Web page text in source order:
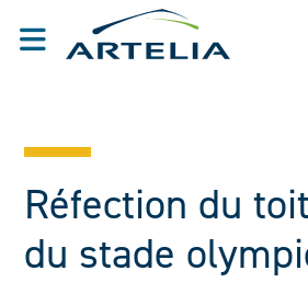
Réfection du
du stade